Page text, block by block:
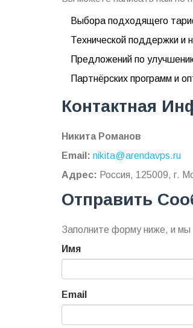
Выбора подходящего
Технической поддержки и
Предложений по
Партнёрских программ и
Контактная
Никита Романов
Email: nikita@arendavps.ru
Адрес: Россия, 125009, г.
Отправить
Заполните форму ниже, и мы
Имя
Email